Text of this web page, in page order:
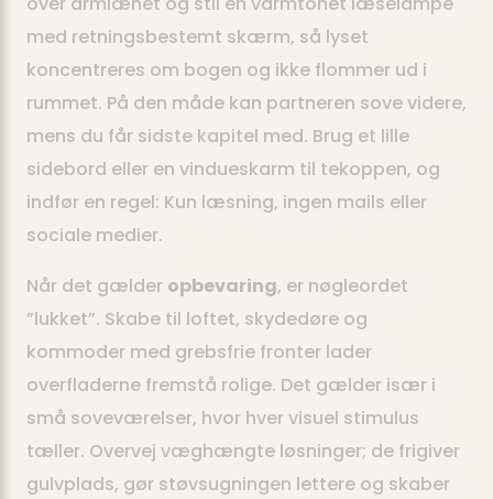
med retningsbestemt skærm, så lyset
koncentreres om bogen og ikke flommer ud i
rummet. På den måde kan partneren sove videre,
mens du får sidste kapitel med. Brug et lille
sidebord eller en vindueskarm til tekoppen, og
indfør en regel: Kun læsning, ingen mails eller
sociale medier.
Når det gælder opbevaring, er nøgleordet
”lukket”. Skabe til loftet, skydedøre og
kommoder med grebsfrie fronter lader
overfladerne fremstå rolige. Det gælder især i
små soveværelser, hvor hver visuel stimulus
tæller. Overvej væghængte løsninger; de frigiver
gulvplads, gør støvsugningen lettere og skaber